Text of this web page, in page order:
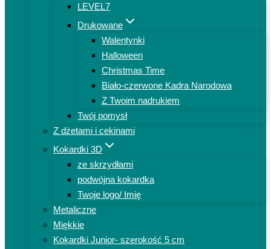
LEVEL7
Drukowane
Walentynki
Halloween
Christmas Time
Biało-czerwone Kadra Narodowa
Z Twoim nadrukiem
Twój pomysł
Z dżetami i cekinami
Kokardki 3D
ze skrzydłami
podwójna kokardka
Twoje logo/ Imię
Metaliczne
Miękkie
Kokardki Junior- szerokość 5 cm